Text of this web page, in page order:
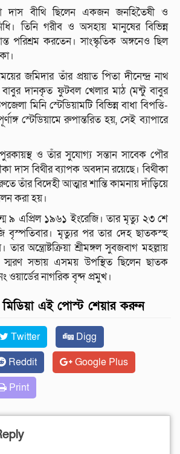
দাস বীথি ছিলেন একজন জনহিতৈষী ও
তিনি গরীব ও অসহায় মানুষের বিভিন্ন
পরিশ্রম করতেন। সাংস্কৃতিক অঙ্গনেও ছিল
জমিদার তাঁর প্রয়াত পিতা দীনেন্দ্র নাথ
দানকৃত ফুটবল খেলার মাঠ (মন্টু বাবুর
মিনি স্টেডিয়ামটি বিভিন্ন বাধা বিপত্তি-
স্টেডিয়ামে রুপান্তরিত হয়, সেই ব্যাপারে
পুরকায়স্থ ও তাঁর সুযোগ্য সন্তান সাবেক পৌর
দাস বিথীর ব্যাপক অবদান রয়েছে। বিথীকা
তাঁর বিদেহী আত্মার শান্তি কামনায় দাঁড়িয়ে
করা হয়।
৯ এপ্রিল ১৯৬১ ইংরেজি। তার মৃত্যু ২৩ শে
বৃস্পতিবার। মৃত্যুর পর তার দেহ ছাতকস্হ
অন্ত্রোষ্টক্রিয়া শ্রীমঙ্গল সুবজবাগ মহল্লায়
স্মরণ সভায় এসময় উপস্থিত ছিলেন ছাতক
নাগরিক বৃন্দ প্রমুখ।
এই পোস্ট শেয়ার করুন
Twitter
Digg
Reddit
Google Plus
Print